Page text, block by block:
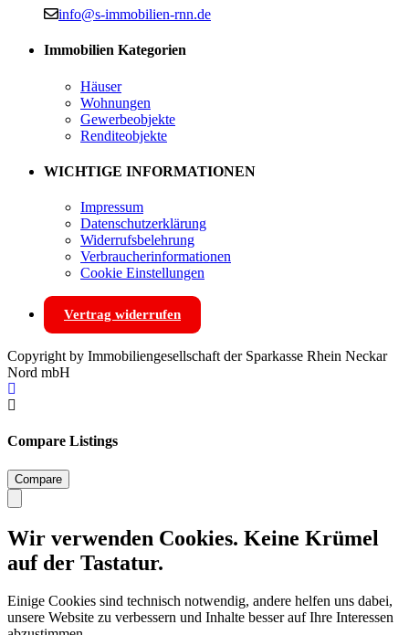
info@s-immobilien-rnn.de
Immobilien Kategorien
Häuser
Wohnungen
Gewerbeobjekte
Renditeobjekte
WICHTIGE INFORMATIONEN
Impressum
Datenschutzerklärung
Widerrufsbelehrung
Verbraucherinformationen
Cookie Einstellungen
Vertrag widerrufen
Copyright by Immobiliengesellschaft der Sparkasse Rhein Neckar
Nord mbH
Compare Listings
Compare
Wir verwenden Cookies. Keine Krümel
auf der Tastatur.
Einige Cookies sind technisch notwendig, andere helfen uns dabei,
unsere Website zu verbessern und Inhalte besser auf Ihre Interessen